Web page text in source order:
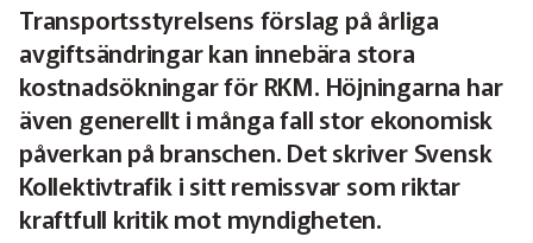
Biljettkontroll­
Bussdepå­
Chefer
Försäljning
Partner­samverkan
Skolskjutsen.se
Studentkonceptet
FRIDA miljö- och fordonsdatabas
Associerade medlemmar
Bli associerad medlem
Medlemszon
Affärs­nätverket
Järnväg
Samhällsnytta
Serviceresor
Webbinarier
Våra utbildningar
Yrke och skola
Så här tycker vi
Nyheter
Debattartiklar
Frågor vi driver
Om oss
121 års erfarenhet
Organisation
Kontakta oss
Kalender Press
Transportsstyrelsens förslag på årliga
avgiftsändringar kan innebära stora
kostnadsökningar för RKM. Höjningarna har
även generellt i många fall stor ekonomisk
påverkan på branschen. Det skriver Svensk
Kollektivtrafik i sitt remissvar som riktar
kraftfull kritik mot myndigheten.